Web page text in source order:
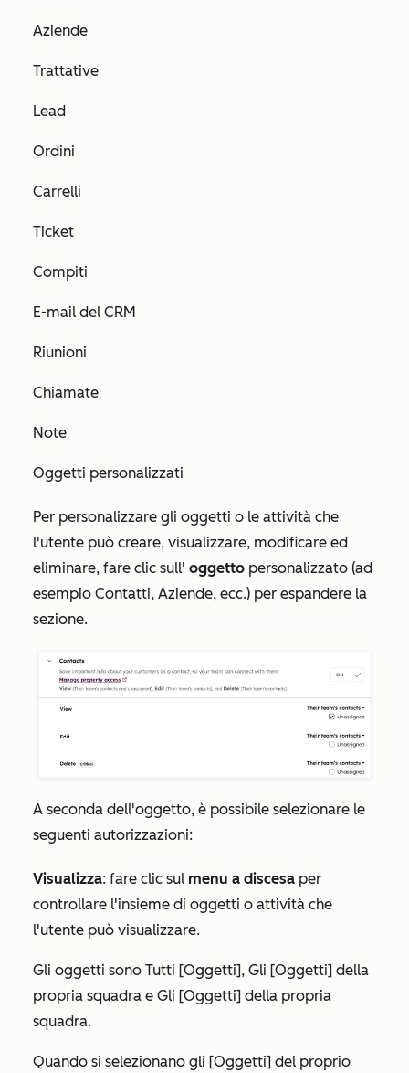
Aziende
Trattative
Lead
Ordini
Carrelli
Ticket
Compiti
E-mail del CRM
Riunioni
Chiamate
Note
Oggetti personalizzati
Per personalizzare gli oggetti o le attività che
l'utente può creare, visualizzare, modificare ed
eliminare, fare clic sull' oggetto personalizzato (ad
esempio Contatti, Aziende, ecc.) per espandere la
sezione.
A seconda dell'oggetto, è possibile selezionare le
seguenti autorizzazioni:
Visualizza: fare clic sul menu a discesa per
controllare l'insieme di oggetti o attività che
l'utente può visualizzare.
Gli oggetti sono Tutti [Oggetti], Gli [Oggetti] della
propria squadra e Gli [Oggetti] della propria
squadra.
Quando si selezionano gli [Oggetti] del proprio